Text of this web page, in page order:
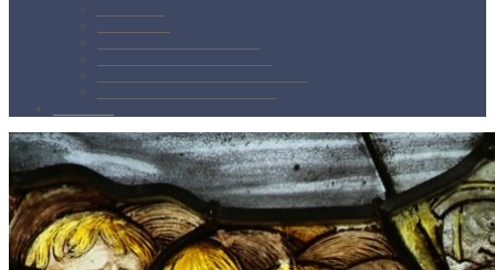
Dejiny minoritov vo svete
Dejiny minoritov na Slovensku
Rytierstvo Nepoškvrnenej
Kontakty